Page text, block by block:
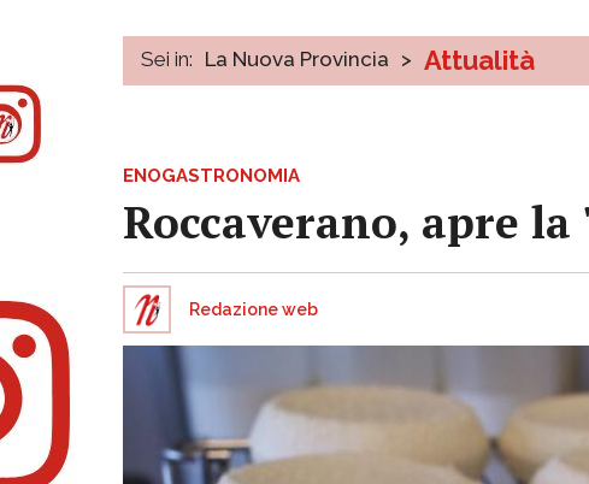
Sei in: La Nuova Provincia > Attualità
ENOGASTRONOMIA
Roccaverano, apre
Redazione web